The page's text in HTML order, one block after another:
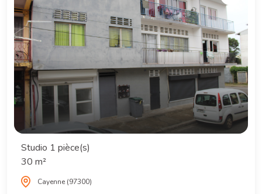
Studio 1 pièce(s)
30 m²
Cayenne (97300)